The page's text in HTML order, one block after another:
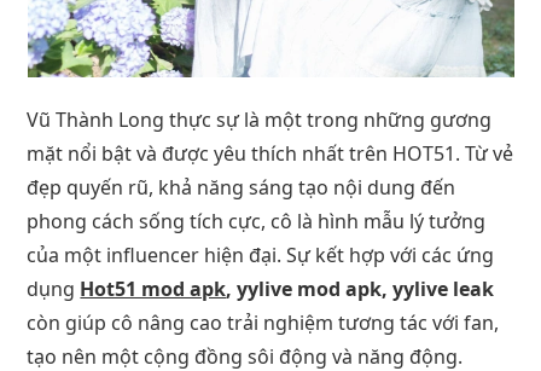
Vũ Thành Long thực sự là một trong những gương
mặt nổi bật và được yêu thích nhất trên HOT51. Từ vẻ
đẹp quyến rũ, khả năng sáng tạo nội dung đến
phong cách sống tích cực, cô là hình mẫu lý tưởng
của một influencer hiện đại. Sự kết hợp với các ứng
dụng Hot51 mod apk, yylive mod apk, yylive leak
còn giúp cô nâng cao trải nghiệm tương tác với fan,
tạo nên một cộng đồng sôi động và năng động.